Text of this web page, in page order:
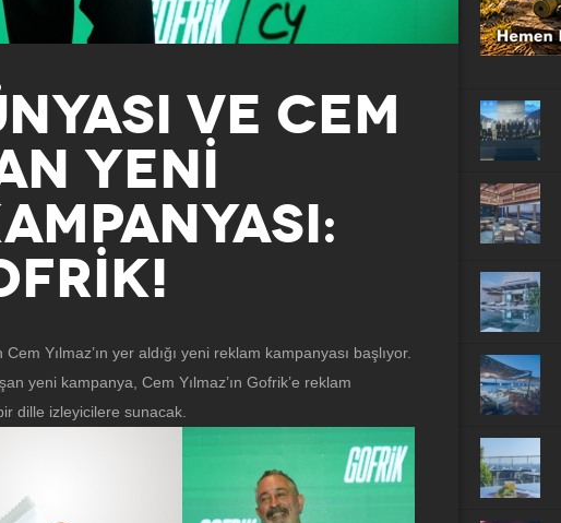
VE CEM
YENİ
Yılmaz’ın yer aldığı yeni reklam kampanyası başlıyor.
yeni kampanya, Cem Yılmaz’ın Gofrik’e reklam
dille izleyicilere sunacak.